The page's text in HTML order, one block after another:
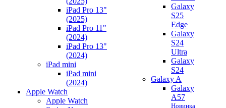
iPad Pro 13"
(2025)
iPad Pro 11"
(2024)
iPad Pro 13"
(2024)
iPad mini
iPad mini
(2024)
Apple Watch
Apple Watch
Galaxy
S25
Edge
Galaxy
S24
Ultra
Galaxy
S24
Galaxy A
Galaxy
A57
Новинка